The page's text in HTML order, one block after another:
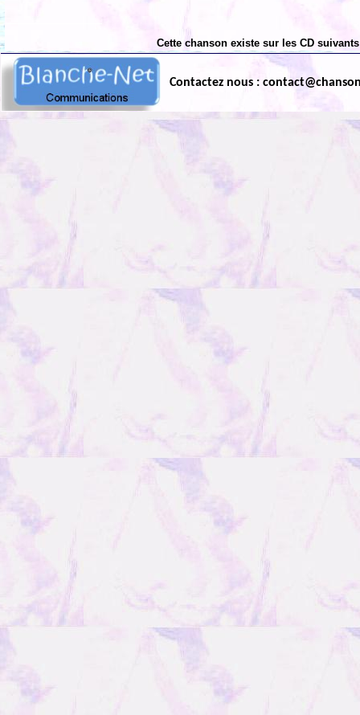
Cette chanson existe sur les CD
Contactez nous :